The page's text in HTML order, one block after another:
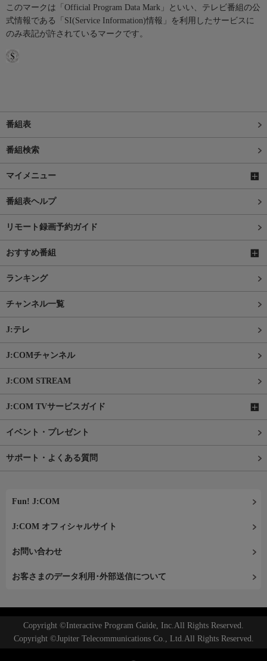
このマークは「Official Program Data Mark」といい、テレビ番組の公
式情報である「SI(Service Information)情報」を利用したサービスに
のみ表記が許されているマークです。
番組表
番組検索
マイメニュー
番組表ヘルプ
リモート録画予約ガイド
おすすめ番組
ランキング
チャンネル一覧
J:テレ
J:COMチャンネル
J:COM STREAM
J:COM TVサービスガイド
イベント・プレゼント
サポート・よくある質問
Fun! J:COM
J:COM オフィシャルサイト
お問い合わせ
お客さまのデータ利用･外部送信について
Copyright ©Interactive Program Guide, Inc.All Rights Reserved.
Copyright ©Jupiter Telecommunications Co., Ltd.All Rights Reserved.